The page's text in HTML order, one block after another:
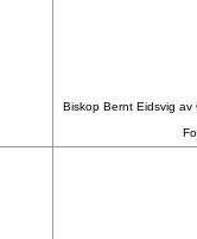
Biskop Bernt Eidsvig av